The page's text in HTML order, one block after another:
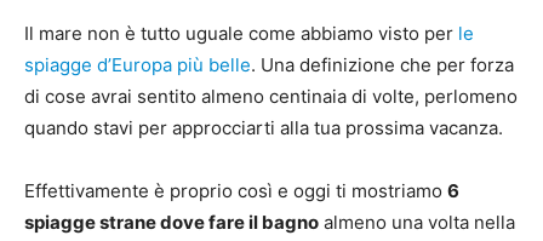
Il mare non è tutto uguale come abbiamo visto per le
spiagge d’Europa più belle. Una definizione che per forza
di cose avrai sentito almeno centinaia di volte, perlomeno
quando stavi per approcciarti alla tua prossima vacanza.
Effettivamente è proprio così e oggi ti mostriamo 6
spiagge strane dove fare il bagno almeno una volta nella